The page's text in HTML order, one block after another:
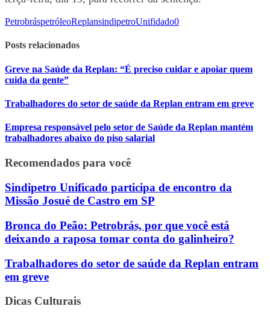
PetrobráspetróleoReplansindipetroUnifidado0
Posts relacionados
Greve na Saúde da Replan: “É preciso cuidar e apoiar quem
cuida da gente”
Trabalhadores do setor de saúde da Replan entram em greve
Empresa responsável pelo setor de Saúde da Replan mantém
trabalhadores abaixo do piso salarial
Recomendados para você
Sindipetro Unificado participa de encontro da
Missão Josué de Castro em SP
Bronca do Peão: Petrobrás, por que você está
deixando a raposa tomar conta do galinheiro?
Trabalhadores do setor de saúde da Replan entram
em greve
Dicas Culturais